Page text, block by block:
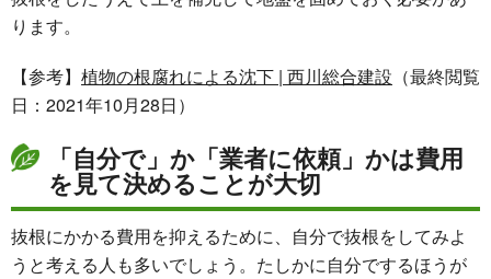
ります。
【参考】 植物の根腐れによる沈下 | 西川総合建設 （最終閲覧
日：2021年10月28日）
「自分で」か「業者に依頼」かは費用
を見て決めることが大切
抜根にかかる費用を抑えるために、自分で抜根をしてみよ
うと考える人も多いでしょう。たしかに自分でするほうが